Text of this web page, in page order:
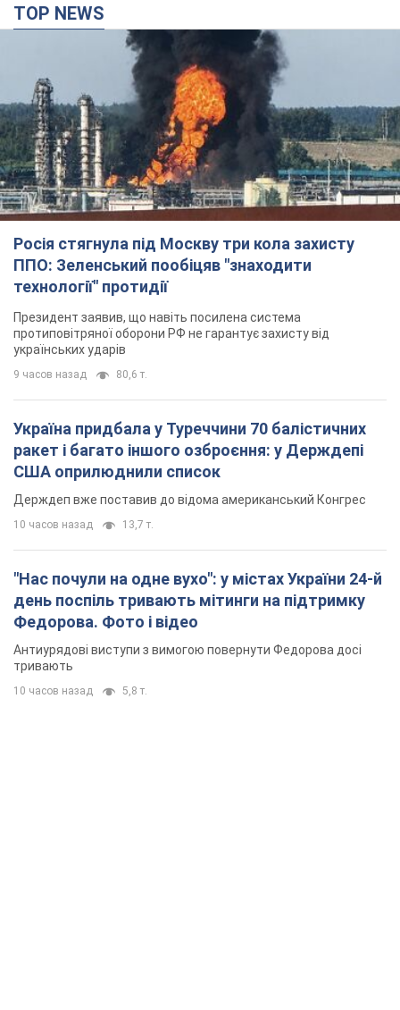
TOP NEWS
Росія стягнула під Москву три кола захисту
ППО: Зеленський пообіцяв "знаходити
технології" протидії
Президент заявив, що навіть посилена система
протиповітряної оборони РФ не гарантує захисту від
українських ударів
9 часов назад 80,6 т.
Україна придбала у Туреччини 70 балістичних
ракет і багато іншого озброєння: у Держдепі
США оприлюднили список
Держдеп вже поставив до відома американський Конгрес
10 часов назад 13,7 т.
"Нас почули на одне вухо": у містах України 24-й
день поспіль тривають мітинги на підтримку
Федорова. Фото і відео
Антиурядові виступи з вимогою повернути Федорова досі
тривають
10 часов назад 5,8 т.